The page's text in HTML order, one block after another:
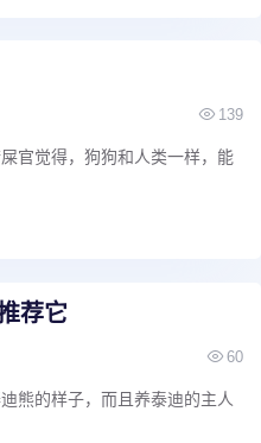
139
官觉得，狗狗和人类一样，能
荐它
60
熊的样子，而且养泰迪的主人